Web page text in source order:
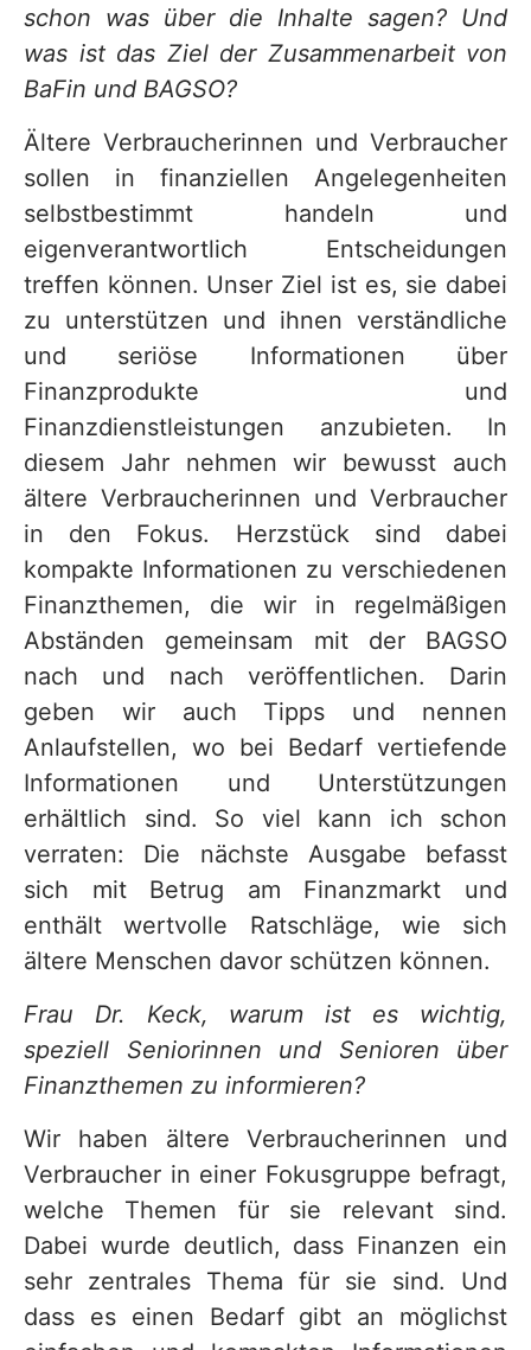
schon was über die Inhalte sagen? Und
was ist das Ziel der Zusammenarbeit von
BaFin und BAGSO?
Ältere Verbraucherinnen und Verbraucher
sollen in finanziellen Angelegenheiten
selbstbestimmt handeln und
eigenverantwortlich Entscheidungen
treffen können. Unser Ziel ist es, sie dabei
zu unterstützen und ihnen verständliche
und seriöse Informationen über
Finanzprodukte und
Finanzdienstleistungen anzubieten. In
diesem Jahr nehmen wir bewusst auch
ältere Verbraucherinnen und Verbraucher
in den Fokus. Herzstück sind dabei
kompakte Informationen zu verschiedenen
Finanzthemen, die wir in regelmäßigen
Abständen gemeinsam mit der BAGSO
nach und nach veröffentlichen. Darin
geben wir auch Tipps und nennen
Anlaufstellen, wo bei Bedarf vertiefende
Informationen und Unterstützungen
erhältlich sind. So viel kann ich schon
verraten: Die nächste Ausgabe befasst
sich mit Betrug am Finanzmarkt und
enthält wertvolle Ratschläge, wie sich
ältere Menschen davor schützen können.
Frau Dr. Keck, warum ist es wichtig,
speziell Seniorinnen und Senioren über
Finanzthemen zu informieren?
Wir haben ältere Verbraucherinnen und
Verbraucher in einer Fokusgruppe befragt,
welche Themen für sie relevant sind.
Dabei wurde deutlich, dass Finanzen ein
sehr zentrales Thema für sie sind. Und
dass es einen Bedarf gibt an möglichst